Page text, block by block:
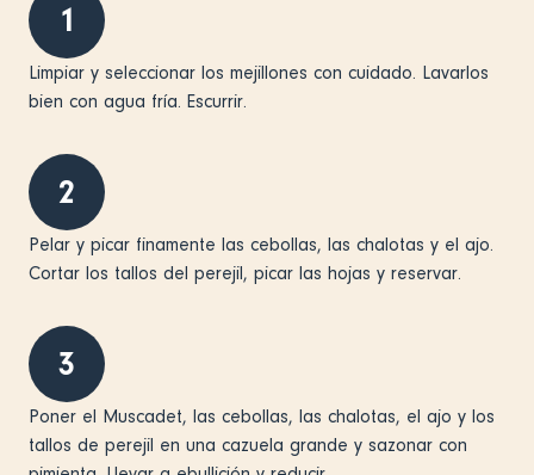
1
Limpiar y seleccionar los mejillones con cuidado. Lavarlos
bien con agua fría. Escurrir.
2
Pelar y picar finamente las cebollas, las chalotas y el ajo.
Cortar los tallos del perejil, picar las hojas y reservar.
3
Poner el Muscadet, las cebollas, las chalotas, el ajo y los
tallos de perejil en una cazuela grande y sazonar con